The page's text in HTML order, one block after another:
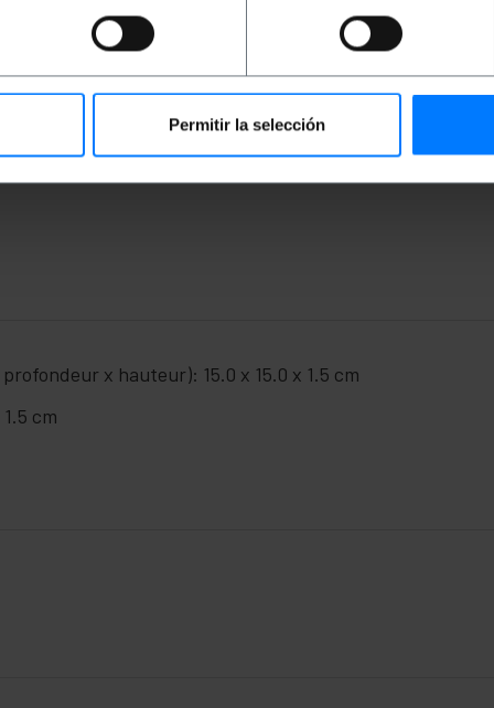
Permitir la selección
la transmission d'images vidéo haute définition.
deux extrémités du câble.
SD-SDI, HD-SDI, 3G-SDI, 6G-SDI et 12G-SDI.
s.
x hauteur): 15.0 x 15.0 x 1.5 cm
cm